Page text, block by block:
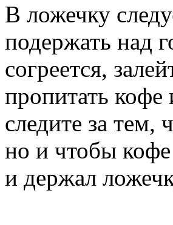
В ложечку
подержать над
согреется,
пропитать кофе
следите за тем,
но и чтобы
и держал